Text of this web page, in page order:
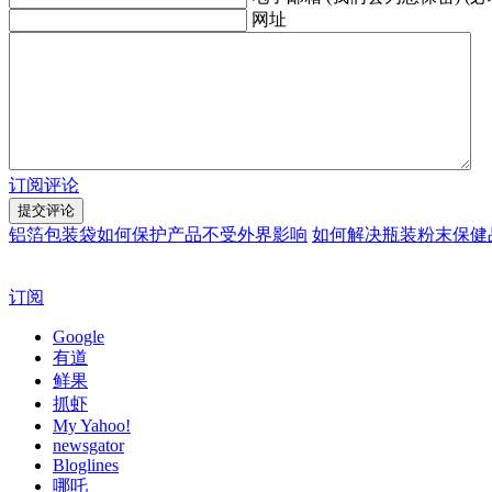
网址
订阅评论
铝箔包装袋如何保护产品不受外界影响 如何解决瓶装粉末保健
订阅
Google
有道
鲜果
抓虾
My Yahoo!
newsgator
Bloglines
哪吒